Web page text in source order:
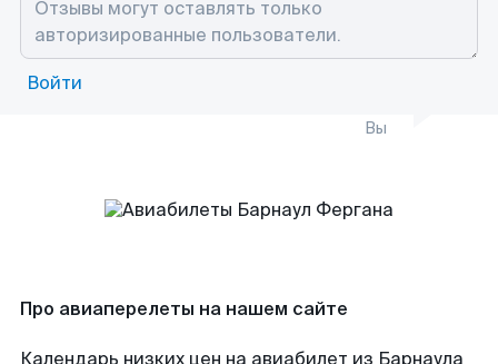
Войти
Вы
Про авиаперелеты на нашем сайте
Календарь низких цен на авиабилет из Барнаула